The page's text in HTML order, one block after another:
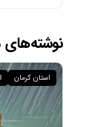
نوشته‌های
استان کرمان